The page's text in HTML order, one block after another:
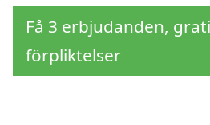
Få 3 erbjudanden,
förpliktelser